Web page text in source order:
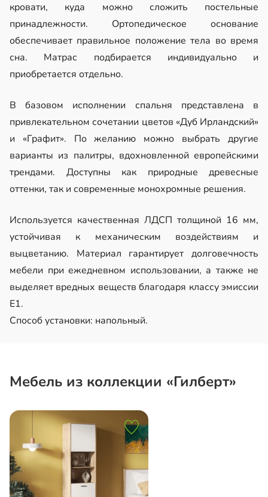
кровати, куда можно сложить постельные
принадлежности. Ортопедическое основание
обеспечивает правильное положение тела во время
сна. Матрас подбирается индивидуально и
приобретается отдельно.
В базовом исполнении спальня представлена в
привлекательном сочетании цветов «Дуб Ирландский»
и «Графит». По желанию можно выбрать другие
варианты из палитры, вдохновленной европейскими
трендами. Доступны как природные древесные
оттенки, так и современные монохромные решения.
Используется качественная ЛДСП толщиной 16 мм,
устойчивая к механическим воздействиям и
выцветанию. Материал гарантирует долговечность
мебели при ежедневном использовании, а также не
выделяет вредных веществ благодаря классу эмиссии
Е1.
Способ установки: напольный.
Мебель из коллекции «Гилберт»